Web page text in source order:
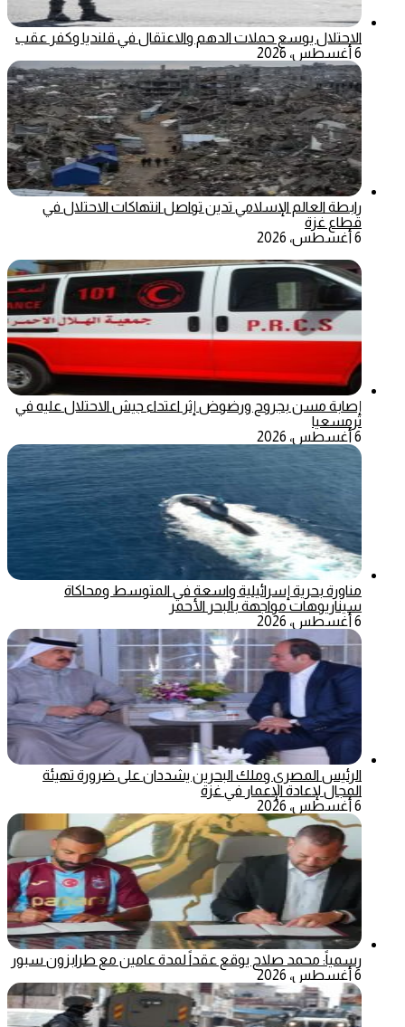
الاحتلال يوسع حملات الدهم والاعتقال في قلنديا وكفر عقب
6 أغسطس، 2026
رابطة العالم الإسلامي تدين تواصل انتهاكات الاحتلال في
قطاع غزة
6 أغسطس، 2026
إصابة مسن بجروح ورضوض إثر اعتداء جيش الاحتلال عليه في
ترمسعيا
6 أغسطس، 2026
مناورة بحرية إسرائيلية واسعة في المتوسط ومحاكاة
سيناريوهات مواجهة بالبحر الأحمر
6 أغسطس، 2026
الرئيس المصري وملك البحرين يشددان على ضرورة تهيئة
المجال لإعادة الإعمار في غزة
6 أغسطس، 2026
رسمياً: محمد صلاح يوقع عقداً لمدة عامين مع طرابزون سبور
6 أغسطس، 2026